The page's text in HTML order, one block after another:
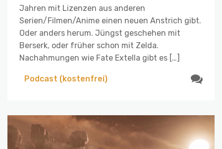
Jahren mit Lizenzen aus anderen
Serien/Filmen/Anime einen neuen Anstrich gibt.
Oder anders herum. Jüngst geschehen mit
Berserk, oder früher schon mit Zelda.
Nachahmungen wie Fate Extella gibt es […]
Podcast (kostenfrei)